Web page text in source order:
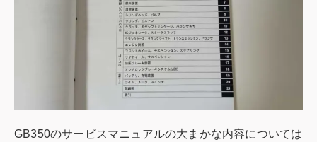
GB350のサービスマニュアルの大まかな内容については